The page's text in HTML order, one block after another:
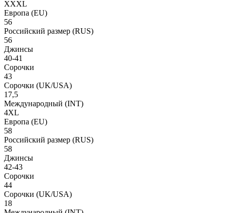
XXXL
Европа (EU)
56
Российский размер (RUS)
56
Джинсы
40-41
Сорочки
43
Сорочки (UK/USA)
17,5
Международный (INT)
4XL
Европа (EU)
58
Российский размер (RUS)
58
Джинсы
42-43
Сорочки
44
Сорочки (UK/USA)
18